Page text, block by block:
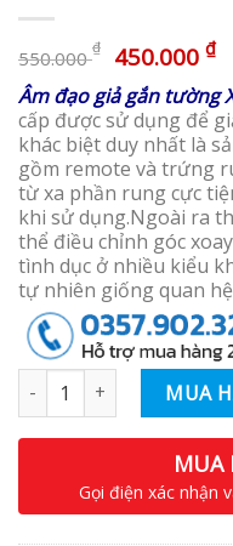
550.000₫ 450.000 ₫
Âm đạo giả gắn tường
cấp được sử dụng để
khác biệt duy nhất là
gồm remote và trứng
từ xa phần rung cực
khi sử dụng.Ngoài ra
thể điều chỉnh góc
tình dục ở nhiều kiểu
tự nhiên giống quan
Số lượng
MUA
MUA
Gọi điện xác nhận